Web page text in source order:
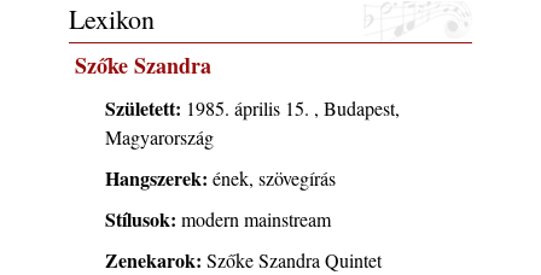
Jazz-rock albumok 1984-ből - John Scofield
„Electric Outlet”
2026. augusztus 06.
X. BOHÉM JAZZFŐVÁROS fesztivál,
Kecskemét, 2026. augusztus 6-9.: 4 nap, 4
színpad, 10 ország zenészei, 40 óra zene és
tánc!
2026. augusztus 05.
Márton
Lexikon
Szőke Szandra
Született: 1985. április 15. , Budapest,
Magyarország
Hangszerek: ének, szövegírás
Stílusok: modern mainstream
Zenekarok: Szőke Szandra Quintet